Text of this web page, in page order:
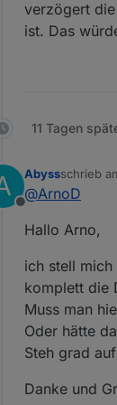
    }
if
//
if
//
//
if
verzögert
ist. Das
11 Tagen
Offline
Abyssschrieb
zuletzt
@ArnoD
Hallo Arno,
ich stell
komplett die
Muss man
Oder hätte
Steh grad
Danke und